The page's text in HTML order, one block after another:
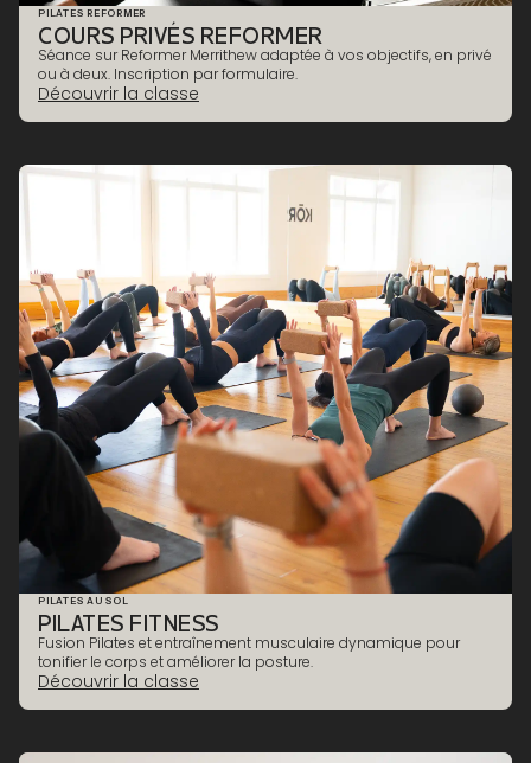
TONUS & RENFORCEMENT
PILATES REFORMER
COURS PRIVÉS REFORMER
Séance sur Reformer Merrithew adaptée à vos objectifs, en privé
ou à deux. Inscription par formulaire.
Découvrir la classe
TONUS & RENFORCEMENT
PILATES AU SOL
PILATES FITNESS
Fusion Pilates et entraînement musculaire dynamique pour
tonifier le corps et améliorer la posture.
Découvrir la classe